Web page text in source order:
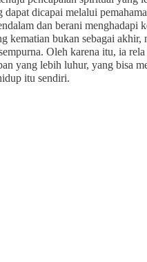
dicapai melalui
dan berani menghadapi
kematian bukan sebagai akhir,
Oleh karena itu, ia
yang lebih luhur, yang bisa
itu sendiri.